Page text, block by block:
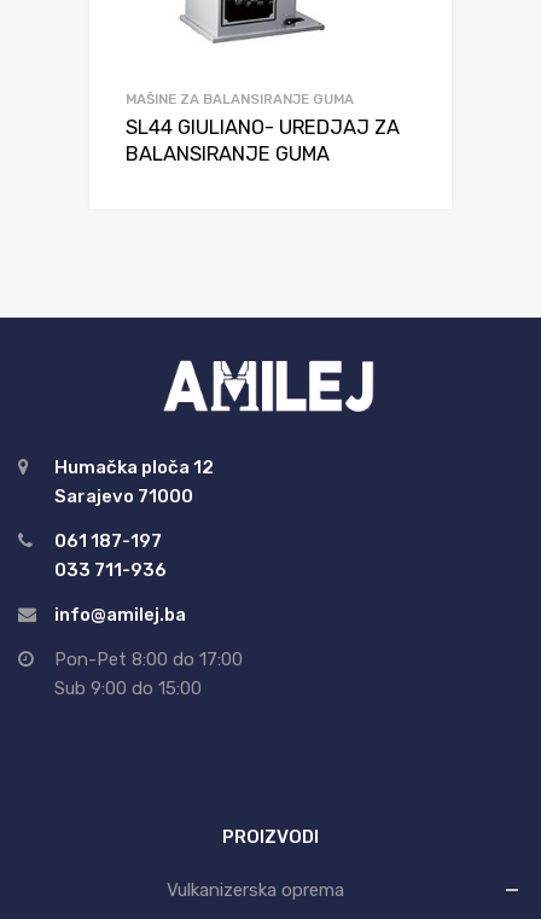
MAŠINE ZA BALANSIRANJE GUMA
SL44 GIULIANO- UREDJAJ ZA
BALANSIRANJE GUMA
Humačka ploča 12
Sarajevo 71000
061 187-197
033 711-936
info@amilej.ba
Pon-Pet 8:00 do 17:00
Sub 9:00 do 15:00
PROIZVODI
Vulkanizerska oprema